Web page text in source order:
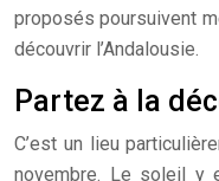
proposés poursuivent
découvrir l’Andalousie.
Partez à la
C’est un lieu
novembre. Le soleil y